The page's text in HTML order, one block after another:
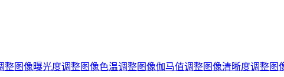
整图像曝光度调整图像色温调整图像伽马值调整图像清晰度调整图